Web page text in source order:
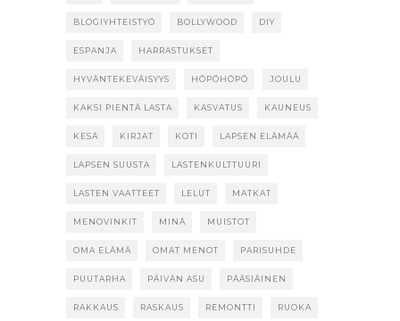
BLOGIYHTEISTYÖ BOLLYWOOD DIY
ESPANJA HARRASTUKSET
HYVÄNTEKEVÄISYYS HÖPÖHÖPÖ JOULU
KAKSI PIENTÄ LASTA KASVATUS KAUNEUS
KESÄ KIRJAT KOTI LAPSEN ELÄMÄÄ
LAPSEN SUUSTA LASTENKULTTUURI
LASTEN VAATTEET LELUT MATKAT
MENOVINKIT MINÄ MUISTOT
OMA ELÄMÄ OMAT MENOT PARISUHDE
PUUTARHA PÄIVÄN ASU PÄÄSIÄINEN
RAKKAUS RASKAUS REMONTTI RUOKA